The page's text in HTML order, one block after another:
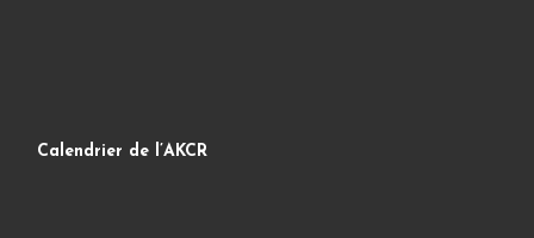
Calendrier de l’AKCR